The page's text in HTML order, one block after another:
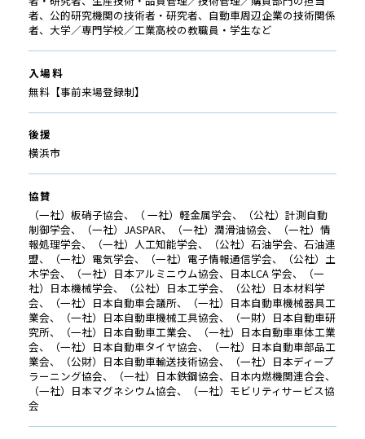
者、公的研究機関の技術者・研究者、自動車周辺企業の技術関係
者、大学／専門学校／工業高校の教職員・学生など
入場料
無料【事前来場登録制】
後援
横浜市
協賛
（一社）板硝子協会、（ 一社）軽金属学会、（公社）計測自動
制御学会、（一社）JASPAR、（一社）潤滑油協会、（一社）情
報処理学会、（一社）人工知能学会、（公社）石油学会、石油連
盟、（一社）電気学会、（一社）電子情報通信学会、（公社）土
木学会、（一社）日本アルミニウム協会、日本LCA 学会、（一
社）日本機械学会、（公社）日本工学会、（公社）日本材料学
会、（一社）日本自動車会議所、（一社）日本自動車機械器具工
業会、（一社）日本自動車機械工具協会、（一財）日本自動車研
究所、（一社）日本自動車工業会、（一社）日本自動車車体工業
会、（一社）日本自動車タイヤ協会、（一社）日本自動車部品工
業会、（公財）日本自動車輸送技術協会、（一社）日本ディープ
ラーニング協会、（一社）日本鉄鋼協会、日本内燃機関連合会、
（一社）日本マグネシウム協会、（一社）モビリティサービス協
会